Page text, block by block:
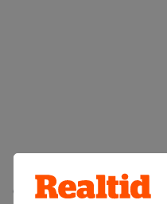
Grunden för styrelsens